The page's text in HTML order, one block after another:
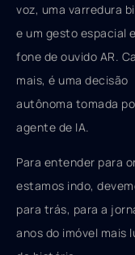
voz, uma varredura
e um gesto espacial
fone de ouvido AR.
mais, é uma decisão
autônoma tomada
agente de IA.
Para entender para
estamos indo,
para trás, para a
anos do imóvel mais